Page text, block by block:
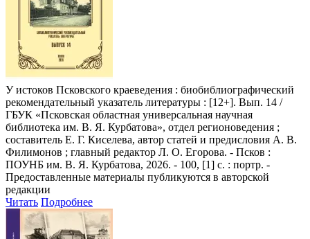
У истоков Псковского краеведения : биобиблиографический
рекомендательный указатель литературы : [12+]. Вып. 14 /
ГБУК «Псковская областная универсальная научная
библиотека им. В. Я. Курбатова», отдел регионоведения ;
составитель Е. Г. Киселева, автор статей и предисловия А. В.
Филимонов ; главный редактор Л. О. Егорова. - Псков :
ПОУНБ им. В. Я. Курбатова, 2026. - 100, [1] с. : портр. -
Предоставленные материалы публикуются в авторской
редакции
Читать Подробнее